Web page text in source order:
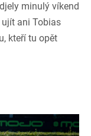
minulý víkend
ujít ani Tobias
kteří tu opět